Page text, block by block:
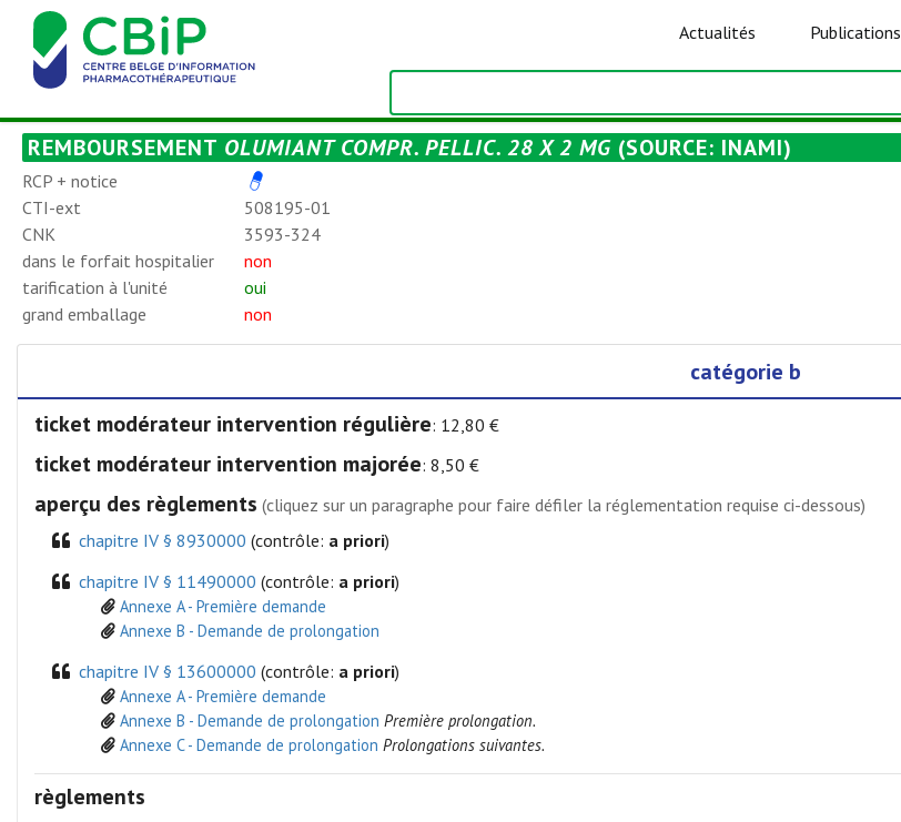
Actualités Publications
REMBOURSEMENT OLUMIANT COMPR. PELLIC. 28 X 2 MG (SOURCE: INAMI)
RCP + notice
CTI-ext
508195-01
CNK
3593-324
dans le forfait hospitalier
non
tarification à l'unité
oui
grand emballage
non
catégorie b
ticket modérateur intervention régulière: 12,80 €
ticket modérateur intervention majorée: 8,50 €
aperçu des règlements (cliquez sur un paragraphe pour faire défiler la réglementation requise ci-dessous)
chapitre IV § 8930000 (contrôle: a priori)
chapitre IV § 11490000 (contrôle: a priori)
Annexe A - Première demande
Annexe B - Demande de prolongation
chapitre IV § 13600000 (contrôle: a priori)
Annexe A - Première demande
Annexe B - Demande de prolongation Première prolongation.
Annexe C - Demande de prolongation Prolongations suivantes.
règlements